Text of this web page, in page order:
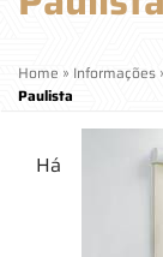
Home » Informações
Paulista
Há